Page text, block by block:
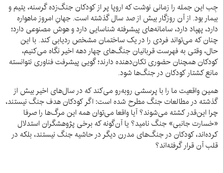
جِب این جمله را زمانی نوشت که اروپا پر از کودکان جنگ‌زده‌ گرسنه، یتیم و
بیمار بود. از آن روزگار بیش از صد سال گذشته است. جهانِ امروز ماهواره
دارد، پهپاد دارد، سامانه‌های پیشرفته شناسایی دارد و هوش مصنوعی دارد؛
چنان که می‌تواند فردی را در یک ساختمان مشخص ردیابی کند. با این
حال، وقتی به فهرست قربانیان جنگ‌های چهار دهه اخیر نگاه می‌کنیم،
کودکان همچنان حضوری تکان‌دهنده دارند؛ گویی پیشرفت فناوری نتوانسته
مانع کشتار کودکان در جنگ‌ها شود.
همین واقعیت ما را با پرسشی روبه‌رو می‌کند که در سال‌های اخیر بیش از
گذشته در مطالعات جنگ مطرح شده است: اگر کودکان هدف جنگ نیستند،
چرا این‌قدر کشته می‌شوند؟ آیا واقعا می‌توان همه این مرگ‌ها را صرفا
«خسارت جانبی» جنگ نامید؟ یا آن‌گونه که برخی پژوهشگران استدلال
کرده‌اند، کودکان در جنگ‌های مدرن دیگر در حاشیه جنگ نیستند، بلکه در
قلب آن قرار گرفته‌اند؟